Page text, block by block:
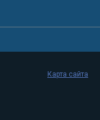
Карта сайта